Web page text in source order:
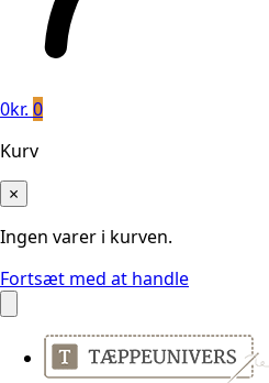
0kr. 0
Kurv
×
Ingen varer i kurven.
Fortsæt med at handle